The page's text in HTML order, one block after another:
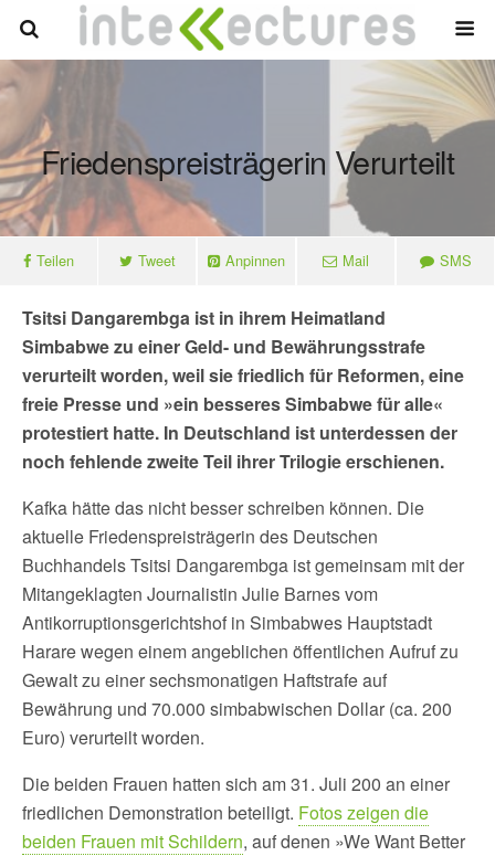
Friedenspreisträgerin Verurteilt
Teilen Tweet Anpinnen Mail SMS
Tsitsi Dangarembga ist in ihrem Heimatland
Simbabwe zu einer Geld- und Bewährungsstrafe
verurteilt worden, weil sie friedlich für Reformen, eine
freie Presse und »ein besseres Simbabwe für alle«
protestiert hatte. In Deutschland ist unterdessen der
noch fehlende zweite Teil ihrer Trilogie erschienen.
Kafka hätte das nicht besser schreiben können. Die
aktuelle Friedenspreisträgerin des Deutschen
Buchhandels Tsitsi Dangarembga ist gemeinsam mit der
Mitangeklagten Journalistin Julie Barnes vom
Antikorruptionsgerichtshof in Simbabwes Hauptstadt
Harare wegen einem angeblichen öffentlichen Aufruf zu
Gewalt zu einer sechsmonatigen Haftstrafe auf
Bewährung und 70.000 simbabwischen Dollar (ca. 200
Euro) verurteilt worden.
Die beiden Frauen hatten sich am 31. Juli 200 an einer
friedlichen Demonstration beteiligt. Fotos zeigen die
beiden Frauen mit Schildern, auf denen »We Want Better